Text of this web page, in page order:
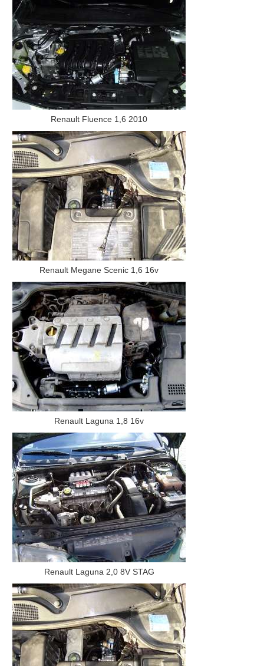
Renault Fluence 1,6 2010
Renault Megane Scenic 1,6 16v
Renault Laguna 1,8 16v
Renault Laguna 2,0 8V STAG